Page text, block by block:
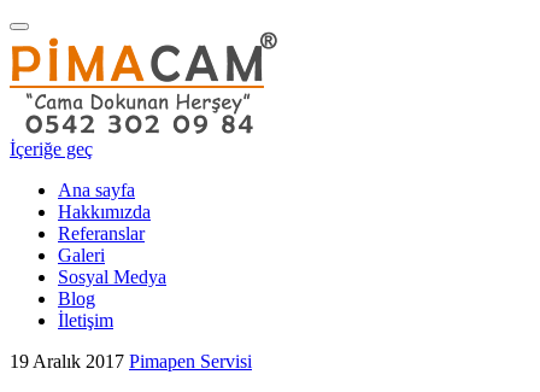
Navigasyonu
değiştir
İçeriğe geç
Ana sayfa
Hakkımızda
Referanslar
Galeri
Sosyal Medya
Blog
İletişim
19 Aralık 2017 Pimapen Servisi